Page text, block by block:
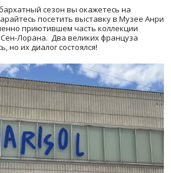
сезон вы окажетесь на
посетить выставку в Музее Анри
приютившем часть коллекции
Лорана. Два великих француза
но их диалог состоялся!